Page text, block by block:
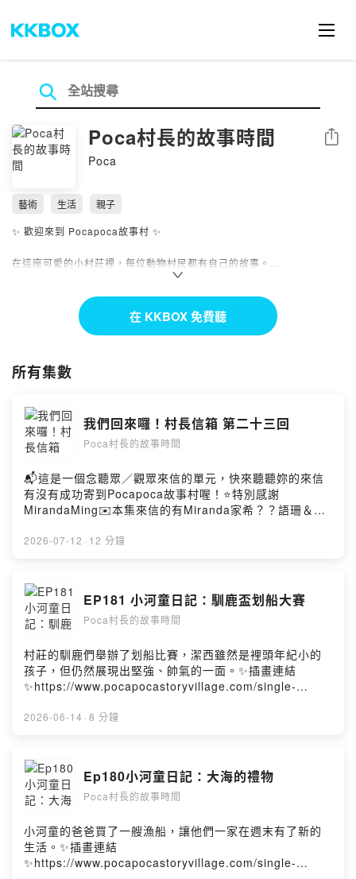
Poca村長的故事時間
Poca
分享
藝術 生活
親子
✨ 歡迎來到 Pocapoca故事村 ✨
在這座可愛的小村莊裡，每位動物村民都有自己的故事。
村長同時也是繪本作家Poca，透過聲音與插畫，帶你走進Pocapoca
村，和大家度過溫暖的日子。
✏️故事插畫同步於YouTube、網站，歡迎追蹤。
網站
IGhttps://www.instagram.com/pocapoca_story_village/
FBhttps://www.facebook.com/pocapocastoryvillage/
Powered by Firstory Hosting
在 KKBOX 免費聽
所有集數
我們回來囉！村長信箱 第二十三回
Poca村長的故事時間
📬這是一個念聽眾／觀眾來信的單元，快來聽聽妳的來信
有沒有成功寄到Pocapoca故事村喔！⭐️特別感謝
MirandaMing✉️本集來信的有Miranda家希？？語珊＆語
https://youtu.be/lRB1OaA-NpA?
2026.5.5～7.31🕐時間｜總圖書館開館時間📍地點｜國立
成功大學圖書館一樓理泊區（展牆區）☕️喜歡這集故事，歡
迎請我們喝杯咖啡喔！
https://www.facebook.com/pocapocastoryvillage村莊
IG
https://www.instagram.com/pocapoca_story_village/P
2026-07-12 · 12 分鐘
EP181 小河童日記：馴鹿盃划船大賽
Poca村長的故事時間
村莊的馴鹿們舉辦了划船比賽，潔西雖然是裡頭年紀小的
孩子，但仍然展現出堅強、帥氣的一面。✨插畫連結
✨https://www.pocapocastoryvillage.com/single-
https://youtu.be/gODj7kcLNfA《閱無界 × 聲有愛：無障
成功大學圖書館一樓理泊區（展牆區）☕️喜歡這集故事，歡
迎請我們喝杯咖啡喔！
https://open.firstory.me/join/pocastory村莊FB
IG
https://www.instagram.com/pocapoca_story_village/
☕️喜歡這集故事，歡迎請我們喝杯咖啡喔！
2026-06-14 · 8 分鐘
Ep180小河童日記：大海的禮物
Poca村長的故事時間
小河童的爸爸買了一艘漁船，讓他們一家在週末有了新的
生活。✨插畫連結
✨https://www.pocapocastoryvillage.com/single-